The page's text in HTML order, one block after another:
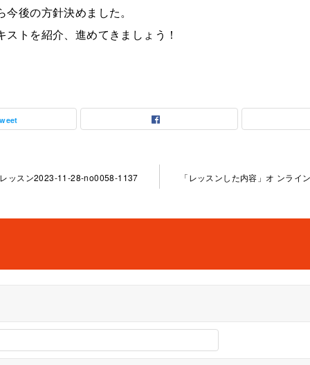
後の方針決めました。
ストを紹介、進めてきましょう！
レッスン2023-11-28-no0058-1137 「レッスンした内容」オ ンラ